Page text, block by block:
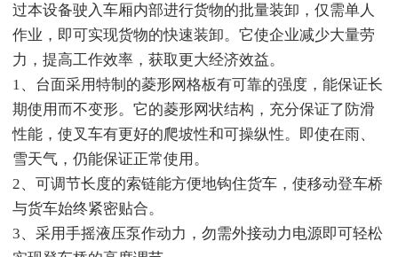
过本设备驶入车厢内部进行货物的批量装卸，仅需单人
作业，即可实现货物的快速装卸。它使企业减少大量劳
力，提高工作效率，获取更大经济效益。
1、台面采用特制的菱形网格板有可靠的强度，能保证长
期使用而不变形。它的菱形网状结构，充分保证了防滑
性能，使叉车有更好的爬坡性和可操纵性。即使在雨、
雪天气，仍能保证正常使用。
2、可调节长度的索链能方便地钩住货车，使移动登车桥
与货车始终紧密贴合。
3、采用手摇液压泵作动力，勿需外接动力电源即可轻松